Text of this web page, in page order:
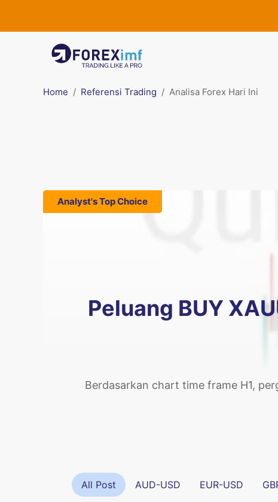
Home Referensi Trading Analisa Forex Hari Ini
Analyst's Top Choice
Peluang BUY
Berdasarkan chart time frame H1,
All Post AUD-USD EUR-USD